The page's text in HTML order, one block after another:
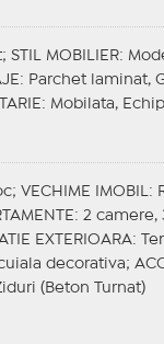
STIL MOBILIER:
: Parchet laminat,
: Mobilata,
VECHIME IMOBIL :
: 2 camere,
EXTERIOARA:
decorativa;
(Beton Turnat)